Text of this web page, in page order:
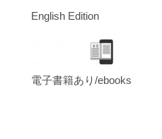
English Edition
電子書籍あり/ebooks